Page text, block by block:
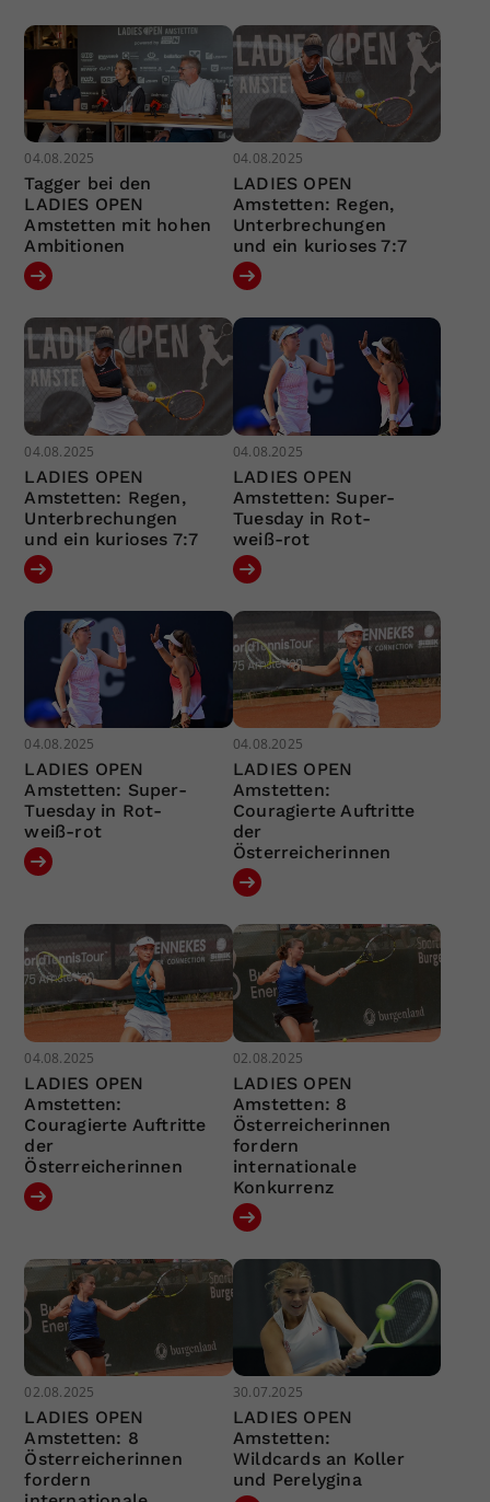
04.08.2025
Tagger bei den
LADIES OPEN
Amstetten mit hohen
Ambitionen
04.08.2025
LADIES OPEN
Amstetten: Regen,
Unterbrechungen
und ein kurioses 7:7
04.08.2025
LADIES OPEN
Amstetten: Regen,
Unterbrechungen
und ein kurioses 7:7
04.08.2025
LADIES OPEN
Amstetten: Super-
Tuesday in Rot-
weiß-rot
04.08.2025
LADIES OPEN
Amstetten: Super-
Tuesday in Rot-
weiß-rot
04.08.2025
LADIES OPEN
Amstetten:
Couragierte Auftritte
der
Österreicherinnen
04.08.2025
LADIES OPEN
Amstetten:
Couragierte Auftritte
der
Österreicherinnen
02.08.2025
LADIES OPEN
Amstetten: 8
Österreicherinnen
fordern
internationale
Konkurrenz
02.08.2025
LADIES OPEN
Amstetten: 8
Österreicherinnen
fordern
30.07.2025
LADIES OPEN
Amstetten:
Wildcards an Koller
und Perelygina